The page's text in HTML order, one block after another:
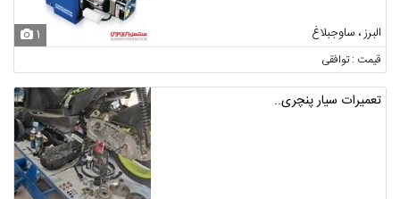
البرز ، ساوجبلاغ 1
قیمت : توافقی
تعمیرات سیار پنچری..